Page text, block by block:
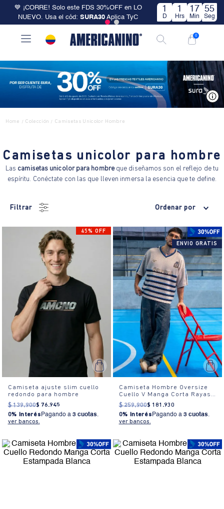
💙 ¡CORRE! Solo este FDS 30%OFF en LO
NUEVO. Usa el cód: SURA30 Aplica TyC
1
D
1
Hrs
17
Min
55
Seg
0
Home / Colección / Camisetas Unicolor Hombre
Camisetas unicolor para hombre
Las camisetas unicolor para hombreque diseñamos son el reflejo de tu
espíritu. Conéctate con las que lleven inmersa la esencia que te define.
Filtrar Ordenar por
45% OFF
Camiseta ajuste slim cuello
redondo para hombre
$ 139.900$ 76.945
0% Interés Pagando a 3 cuotas.
ver bancos.
ENVIO GRATIS
Camiseta Hombre Oversize
Cuello V Manga Corta Rayas
Estampada
$ 259.900$ 181 .930
0% Interés Pagando a 3 cuotas.
ver bancos.